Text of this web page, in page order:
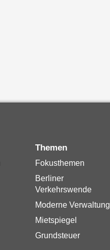
Themen
Fokusthemen
Berliner
Verkehrswende
Moderne Verwaltung
Mietspiegel
Grundsteuer